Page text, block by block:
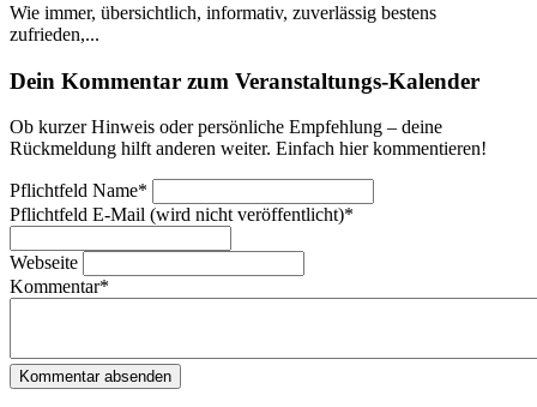
Wie immer, übersichtlich, informativ, zuverlässig bestens
zufrieden,...
Dein Kommentar zum Veranstaltungs-Kalender
Ob kurzer Hinweis oder persönliche Empfehlung – deine
Rückmeldung hilft anderen weiter. Einfach hier kommentieren!
Pflichtfeld Name*
Pflichtfeld E-Mail (wird nicht veröffentlicht)*
Webseite
Kommentar*